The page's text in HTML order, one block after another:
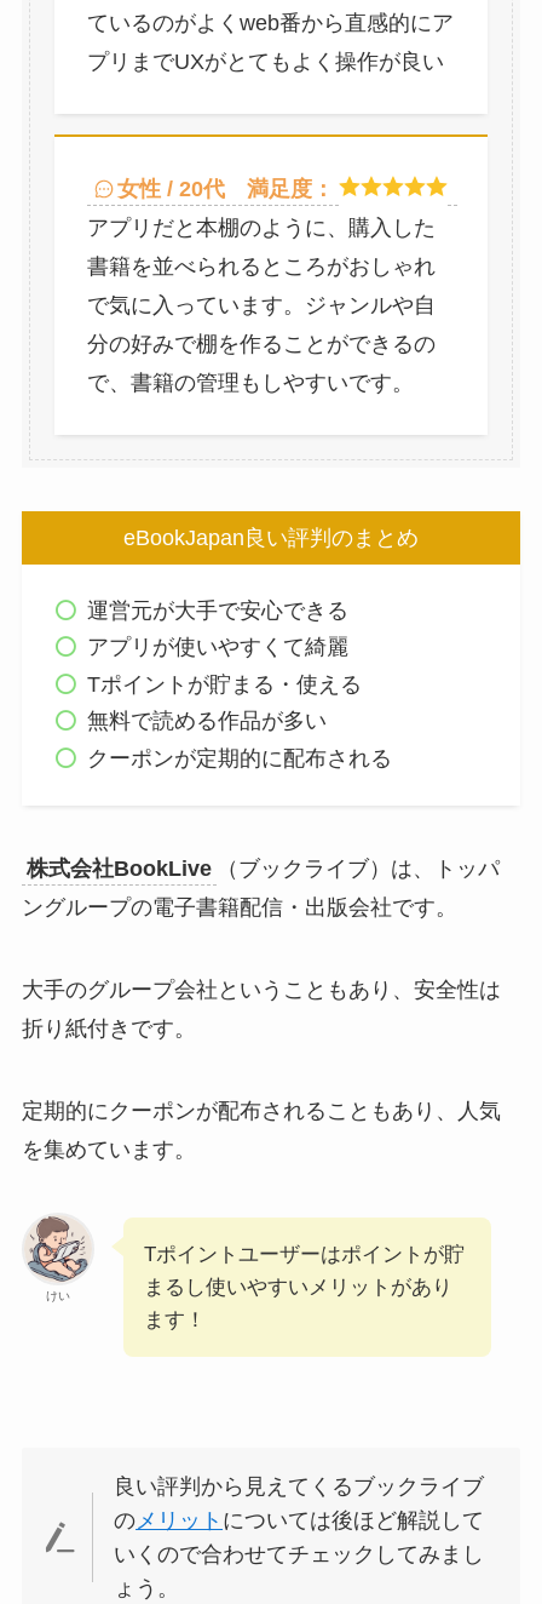
ているのがよくweb番から直感的にア
プリまでUXがとてもよく操作が良い
女性 / 20代
満足度：
アプリだと本棚のように、購入した
書籍を並べられるところがおしゃれ
で気に入っています。ジャンルや自
分の好みで棚を作ることができるの
で、書籍の管理もしやすいです。
eBookJapan良い評判のまとめ
運営元が大手で安心できる
アプリが使いやすくて綺麗
Tポイントが貯まる・使える
無料で読める作品が多い
クーポンが定期的に配布される
株式会社BookLive
（ブックライブ）は、トッパ
ングループの電子書籍配信・出版会社です。
大手のグループ会社ということもあり、安全性は
折り紙付きです。
定期的にクーポンが配布されることもあり、人気
を集めています。
けい
Tポイントユーザーはポイントが貯
まるし使いやすいメリットがあり
ます！
良い評判から見えてくるブックライブ
のメリット については後ほど解説して
いくので合わせてチェックしてみまし
ょう。